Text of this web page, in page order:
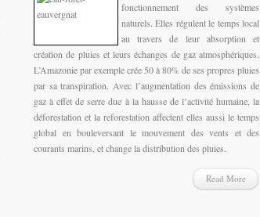
fonctionnement des systèmes
naturels. Elles régulent le temps local
au travers de leur absorption et
création de pluies et leurs échanges de gaz atmosphériques.
L’Amazonie par exemple crée 50 à 80% de ses propres pluies
par sa transpiration. Avec l’augmentation des émissions de
gaz à effet de serre due à la hausse de l’activité humaine, la
déforestation et la reforestation affectent elles aussi le temps
global en bouleversant le mouvement des vents et des
courants marins, et change la distribution des pluies.
Read More